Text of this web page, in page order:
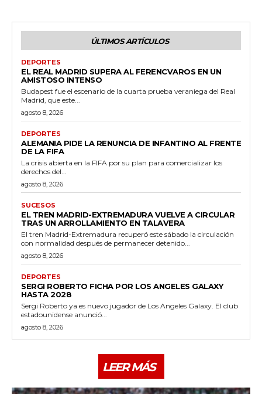
ÚLTIMOS ARTÍCULOS
DEPORTES
EL REAL MADRID SUPERA AL FERENCVAROS EN UN
AMISTOSO INTENSO
Budapest fue el escenario de la cuarta prueba veraniega del Real
Madrid, que este...
agosto 8, 2026
DEPORTES
ALEMANIA PIDE LA RENUNCIA DE INFANTINO AL FRENTE
DE LA FIFA
La crisis abierta en la FIFA por su plan para comercializar los
derechos del...
agosto 8, 2026
SUCESOS
EL TREN MADRID-EXTREMADURA VUELVE A CIRCULAR
TRAS UN ARROLLAMIENTO EN TALAVERA
El tren Madrid-Extremadura recuperó este sábado la circulación
con normalidad después de permanecer detenido...
agosto 8, 2026
DEPORTES
SERGI ROBERTO FICHA POR LOS ANGELES GALAXY
HASTA 2028
Sergi Roberto ya es nuevo jugador de Los Angeles Galaxy. El club
estadounidense anunció...
agosto 8, 2026
LEER MÁS